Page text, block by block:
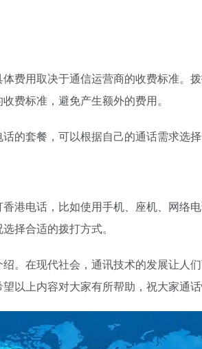
费用取决于通信运营商的收费标准。
费标准，避免产生额外的费用。
的套餐，可以根据自己的通话需求选择
港电话，比如使用手机、座机、网络
择合适的拨打方式。
。在现代社会，通讯技术的发展让人
以上内容对大家有所帮助，祝大家通话